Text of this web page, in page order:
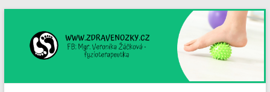
content